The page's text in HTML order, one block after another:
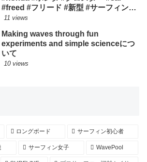
#freed #フリード #新型 #サーフィン
ロングボード
11 views
Making waves through fun
experiments and simple scienceにつ
いて
10 views
ロングボード サーフィン初心者
サーフィン女子 WavePool